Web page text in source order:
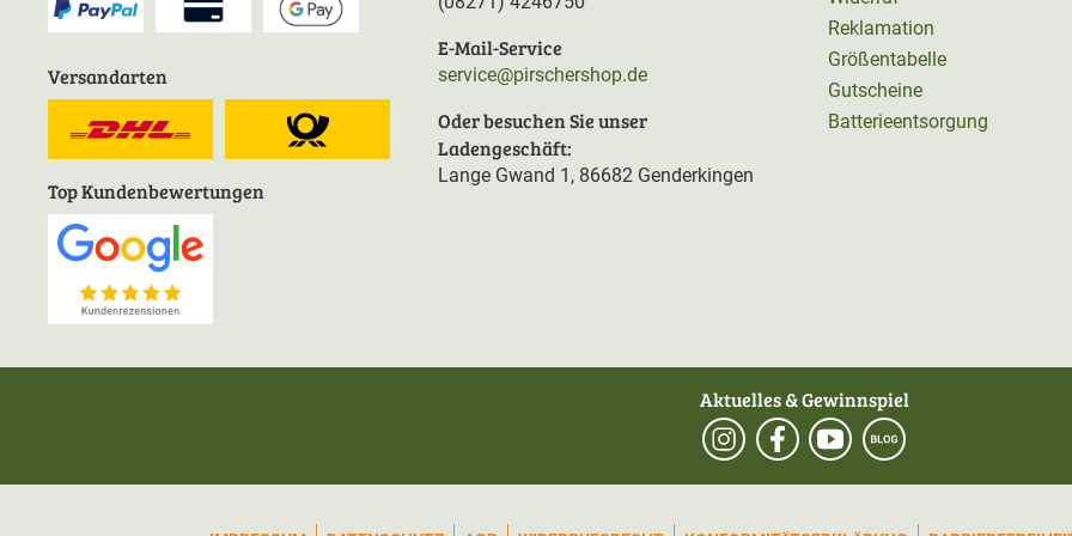
Versandarten
Top Kundenbewertungen
E-Mail-Service
service@pirschershop.de
Oder besuchen Sie unser
Ladengeschäft:
Lange Gwand 1, 86682 Genderkingen
Reklamation
Größentabelle
Gutscheine
Batterieentsorgung
Aktuelles & Gewinnspiel